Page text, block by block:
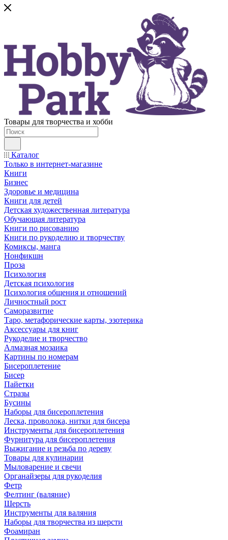
Товары для творчества и хобби
Каталог
Только в интернет-магазине
Книги
Бизнес
Здоровье и медицина
Книги для детей
Детская художественная литература
Обучающая литература
Книги по рисованию
Книги по рукоделию и творчеству
Комиксы, манга
Нонфикшн
Проза
Психология
Детская психология
Психология общения и отношений
Личностный рост
Саморазвитие
Таро, метафорические карты, эзотерика
Аксессуары для книг
Рукоделие и творчество
Алмазная мозаика
Картины по номерам
Бисероплетение
Бисер
Пайетки
Стразы
Бусины
Наборы для бисероплетения
Леска, проволока, нитки для бисера
Инструменты для бисероплетения
Фурнитура для бисероплетения
Выжигание и резьба по дереву
Товары для кулинарии
Мыловарение и свечи
Органайзеры для рукоделия
Фетр
Фелтинг (валяние)
Шерсть
Инструменты для валяния
Наборы для творчества из шерсти
Фоамиран